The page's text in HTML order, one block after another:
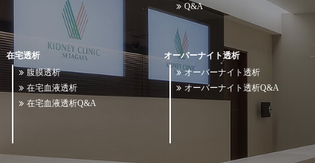
Q&A
在宅透析
腹膜透析
在宅血液透析
在宅血液透析Q&A
オーバーナイト透析
オーバーナイト透析
オーバーナイト透析Q&A